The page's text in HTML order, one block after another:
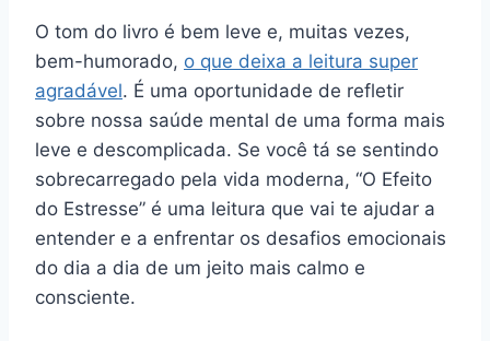
O tom do livro é bem leve e, muitas vezes,
bem-humorado, o que deixa a leitura super
agradável. É uma oportunidade de refletir
sobre nossa saúde mental de uma forma mais
leve e descomplicada. Se você tá se sentindo
sobrecarregado pela vida moderna, “O Efeito
do Estresse” é uma leitura que vai te ajudar a
entender e a enfrentar os desafios emocionais
do dia a dia de um jeito mais calmo e
consciente.